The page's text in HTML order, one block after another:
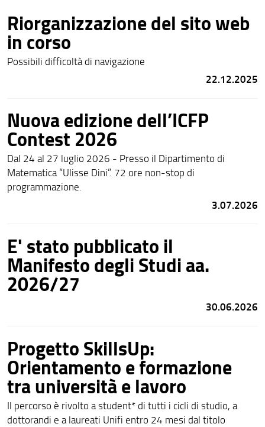
Riorganizzazione del sito web
in corso
Possibili difficoltà di navigazione
22.12.2025
Nuova edizione dell’ICFP
Contest 2026
Dal 24 al 27 luglio 2026 - Presso il Dipartimento di
Matematica “Ulisse Dini”. 72 ore non-stop di
programmazione.
3.07.2026
E' stato pubblicato il
Manifesto degli Studi aa.
2026/27
30.06.2026
Progetto SkillsUp:
Orientamento e formazione
tra università e lavoro
Il percorso è rivolto a student* di tutti i cicli di studio, a
dottorandi e a laureati Unifi entro 24 mesi dal titolo